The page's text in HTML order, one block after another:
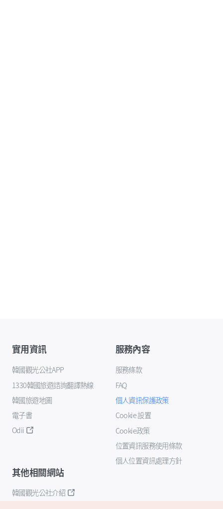
實用資訊
韓國觀光公社APP
1330韓國旅遊諮詢翻譯熱線
韓國旅遊地圖
電子書
Odii
服務內容
服務條款
FAQ
個人資訊保護政策
Cookie 設置
Cookie政策
位置資訊服務使用條款
個人位置資訊處理方針
其他相關網站
韓國觀光公社介紹